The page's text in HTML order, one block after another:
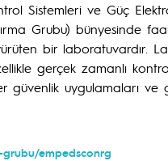
Sistemleri ve Güç
Grubu) bünyesinde
bir laboratuvardır.
gerçek zamanlı
uygulamaları ve
empedsconrg